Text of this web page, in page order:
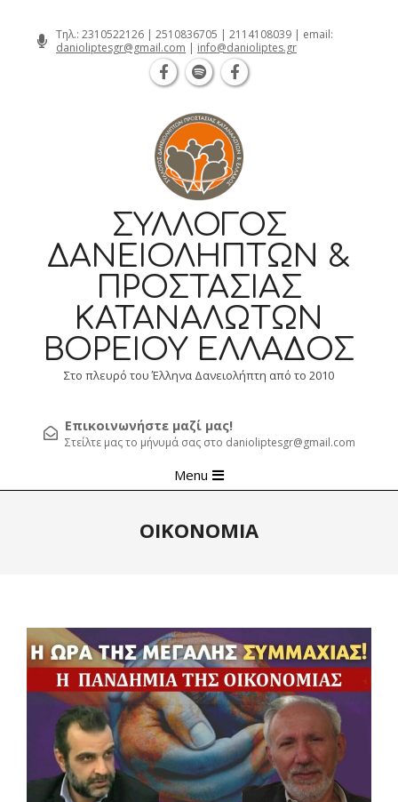
Τηλ.: 2310522126 | 2510836705 | 2114108039 | email:
danioliptesgr@gmail.com | info@danioliptes.gr
ΣΎΛΛΟΓΟΣ
ΔΑΝΕΙΟΛΗΠΤΏΝ &
ΠΡΟΣΤΑΣΊΑΣ
ΚΑΤΑΝΑΛΩΤΏΝ
ΒΟΡΕΊΟΥ ΕΛΛΆΔΟΣ
Στο πλευρό του Έλληνα Δανειολήπτη από το 2010
Επικοινωνήστε μαζί μας!
Στείλτε μας το μήνυμά σας στο danioliptesgr@gmail.com
Navigation
Menu
ΟΙΚΟΝΟΜΙΑ